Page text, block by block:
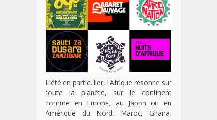
L'été en particulier, l'Afrique résonne sur
toute la planète, sur le continent
comme en Europe, au Japon ou en
Amérique du Nord. Maroc, Ghana,